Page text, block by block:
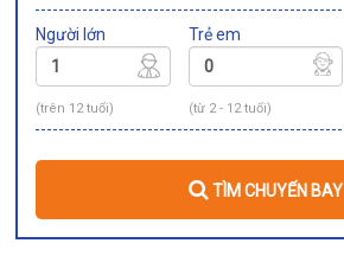
Người lớn
(trên 12 tuổi)
Trẻ em
(từ 2 - 12 tuổi)
TÌM CHUYẾN BAY